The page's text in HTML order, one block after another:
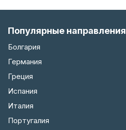
Популярные направления
Болгария
Германия
Греция
Испания
Италия
Португалия